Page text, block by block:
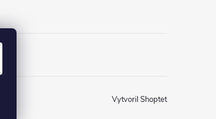
Vytvoril Shoptet